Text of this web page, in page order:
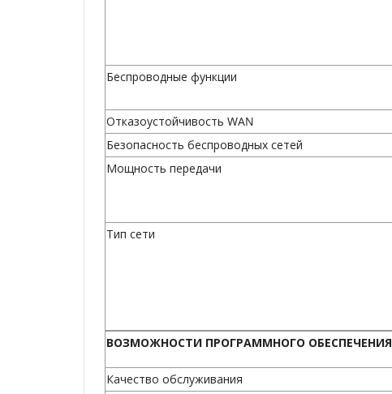
Беспроводные функции
Отказоустойчивость WAN
Безопасность беспроводных сетей
Мощность передачи
Тип сети
ВОЗМОЖНОСТИ ПРОГРАММНОГО ОБЕСПЕЧЕНИЯ
Качество обслуживания